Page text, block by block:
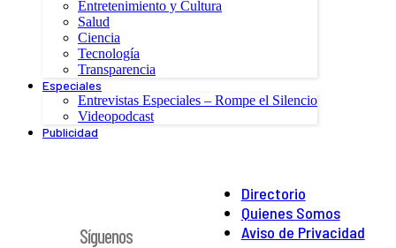
Entretenimiento y Cultura
Salud
Ciencia
Tecnología
Transparencia
Especiales
Entrevistas Especiales – Rompe el Silencio
Videopodcast
Publicidad
Directorio
Quienes Somos
Aviso de Privacidad
Síguenos